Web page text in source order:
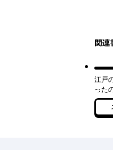
関連
江戸
った
を目